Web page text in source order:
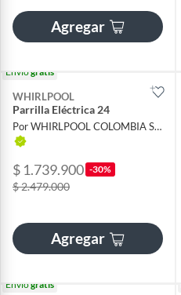
Agregar
Envíogratis
WHIRLPOOL
Parrilla Eléctrica 24
Por WHIRLPOOL COLOMBIA S A S
$ 1.739.900 -30%
$ 2.479.000
Agregar
Envíogratis